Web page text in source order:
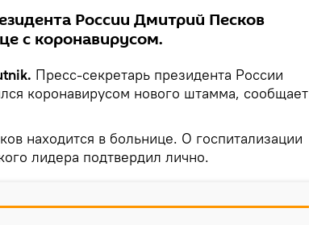
России Дмитрий Песков
с коронавирусом.
Пресс-секретарь президента России
коронавирусом нового штамма, сообщает
находится в больнице. О госпитализации
лидера подтвердил лично.